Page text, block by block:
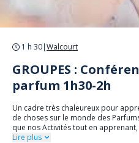
1 h 30|Walcourt
GROUPES :
parfum 1h30-2h
Un cadre très chaleureux pour
de choses sur le monde des
que nos Activités tout en
Lire plus